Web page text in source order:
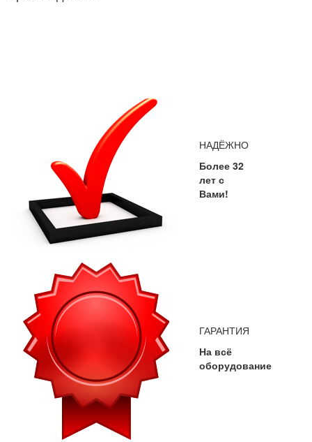
НАДЁЖНО
Более 32
лет с
Вами!
ГАРАНТИЯ
На всё
оборудование